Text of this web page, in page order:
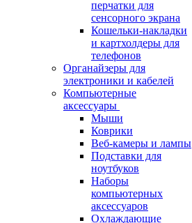
перчатки для
сенсорного экрана
Кошельки-накладки
и картхолдеры для
телефонов
Органайзеры для
электроники и кабелей
Компьютерные
аксессуары
Мыши
Коврики
Веб-камеры и лампы
Подставки для
ноутбуков
Наборы
компьютерных
аксессуаров
Охлаждающие